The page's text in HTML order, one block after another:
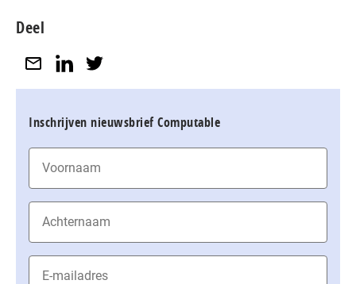
Deel
Inschrijven nieuwsbrief Computable